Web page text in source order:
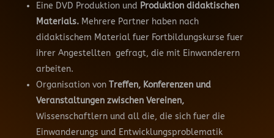
Eine DVD Produktion und Produktion didaktischen
Materials.Mehrere Partner haben nach
didaktischem Material fuer Fortbildungskurse fuer
ihrer Angestellten gefragt, die mit Einwanderern
arbeiten.
Organisation von Treffen, Konferenzen und
Veranstaltungen zwischen Vereinen,
Wissenschaftlern und all die, die sich fuer die
Einwanderungs und Entwicklungsproblematik